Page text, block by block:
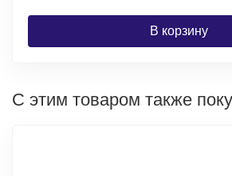
В корзину
С этим товаром также